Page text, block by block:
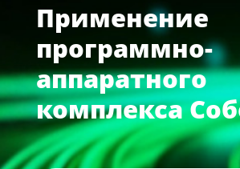
Применение
программно-
аппаратного
комплекса